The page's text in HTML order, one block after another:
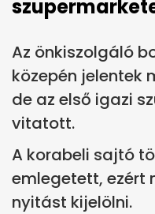
Az önkiszolgáló
közepén jelentek
de az első igazi
vitatott.
A korabeli sajtó
emlegetett, ezért
nyitást kijelölni.